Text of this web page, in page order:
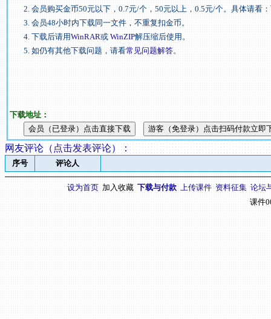
2. 会员购买金币50元以下，0.7元/个，50元以上，0.5元/个。具体请看：
3. 会员48小时内下载同一文件，不重复扣金币。
4. 下载后请用WinRAR或WinZIP解压缩后使用。
5. 如仍有其他下载问题，请看常见问题解答。
下载地址：
网友评论（ 点击发表评论） ：
序号 评论人
设为首页 加入收藏 下载与付款 上传课件 资料征集 论坛
课件